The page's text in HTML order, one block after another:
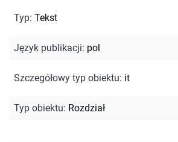
Typ: Tekst
Język publikacji: pol
Szczegółowy typ obiektu: it
Typ obiektu: Rozdział